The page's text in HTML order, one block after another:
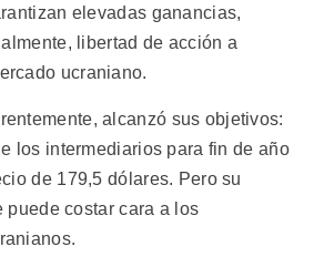
elevadas ganancias,
libertad de acción a
ucraniano.
alcanzó sus objetivos:
los intermediarios para fin de año
de 179,5 dólares. Pero su
costar cara a los